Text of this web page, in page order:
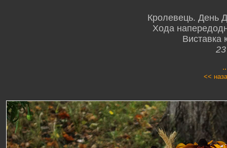
Кролевець. День
Хода
Виставка
<<